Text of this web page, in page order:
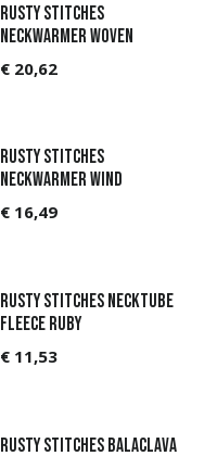
Rusty Stitches
Neckwarmer Woven
€ 20,62
Rusty Stitches
Neckwarmer Wind
€ 16,49
Rusty Stitches Necktube
Fleece Ruby
€ 11,53
Rusty Stitches Balaclava